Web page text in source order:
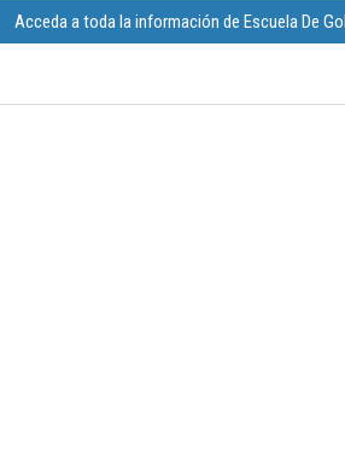
Acceda a toda la información de Escuela De